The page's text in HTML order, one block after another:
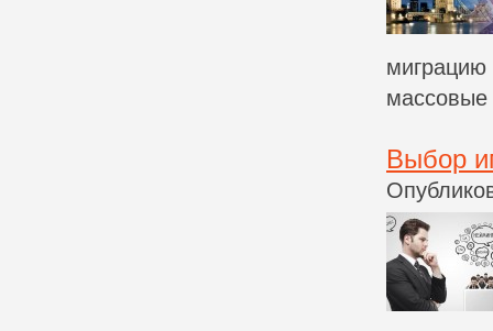
миграцию
Выбор